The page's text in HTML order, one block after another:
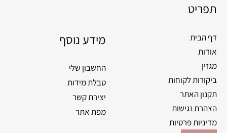
b
o
k
a
r
a
m
תפריט
דף הבית
אודות
מגזין
ביקורות לקוחות
תקנון האתר
הצהרת נגישות
מדיניות פרטיות
מידע נוסף
החשבון שלי
טבלת מידות
יצירת קשר
מפת אתר